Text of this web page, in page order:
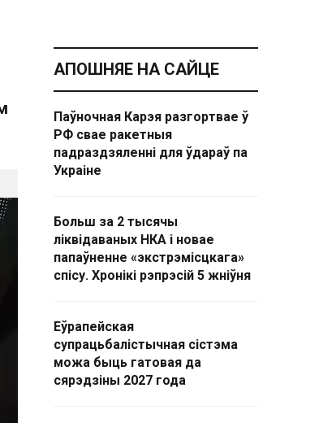
АПОШНЯЕ НА САЙЦЕ
Паўночная Карэя разгортвае ў
РФ свае ракетныя
падраздзяленні для ўдараў па
Украіне
Больш за 2 тысячы
ліквідаваных НКА і новае
папаўненне «экстрэмісцкага»
спісу. Хронікі рэпрэсій 5 жніўня
Еўрапейская
супрацьбалістычная сістэма
можа быць гатовая да
сярэдзіны 2027 года